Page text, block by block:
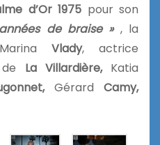
d’Or 1975 pour son
de braise », la
Vlady, actrice
La Villardière,Katia
Gérard Camy,